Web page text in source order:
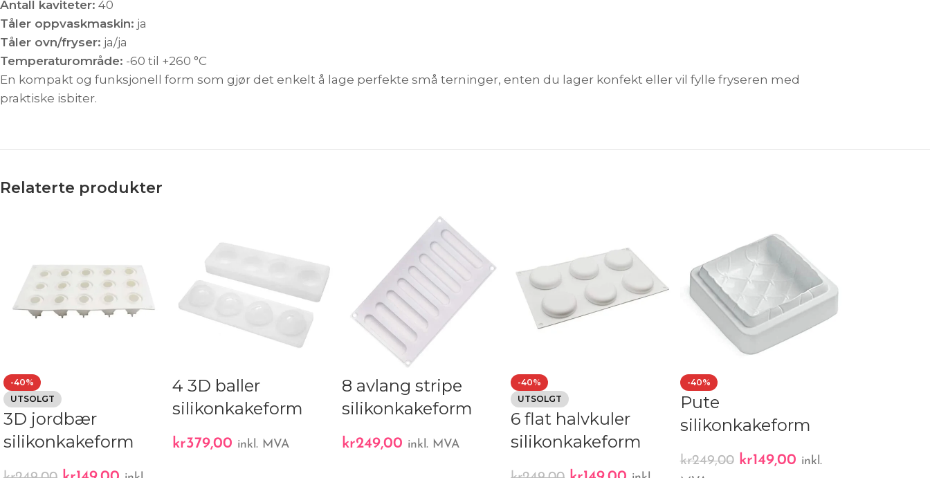
Antall kaviteter: 40
Tåler oppvaskmaskin: ja
Tåler ovn/fryser: ja/ja
Temperaturområde: -60 til +260 °C
En kompakt og funksjonell form som gjør det enkelt å lage perfekte små terninger, enten du lager konfekt eller vil fylle fryseren med
praktiske isbiter.
Relaterte produkter
-40%
UTSOLGT
3D jordbær
silikonkakeform
4 3D baller
silikonkakeform
kr379,00 inkl. MVA
8 avlang stripe
silikonkakeform
kr249,00 inkl. MVA
-40%
UTSOLGT
6 flat halvkuler
silikonkakeform
-40%
Pute
silikonkakeform
kr249,00 kr149,00 inkl.